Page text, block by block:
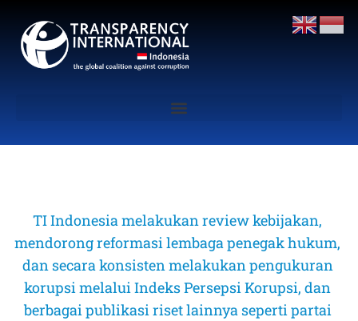
TI Indonesia melakukan review kebijakan,
mendorong reformasi lembaga penegak hukum,
dan secara konsisten melakukan pengukuran
korupsi melalui Indeks Persepsi Korupsi, dan
berbagai publikasi riset lainnya seperti partai